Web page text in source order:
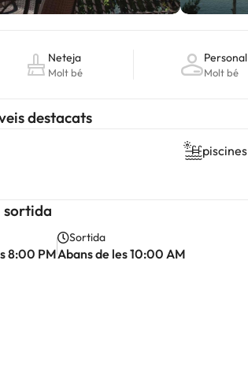
Neteja
Molt bé
Personal
Molt bé
destacats
piscines
sortida
8:00 PM
Sortida
Abans de les 10:00 AM